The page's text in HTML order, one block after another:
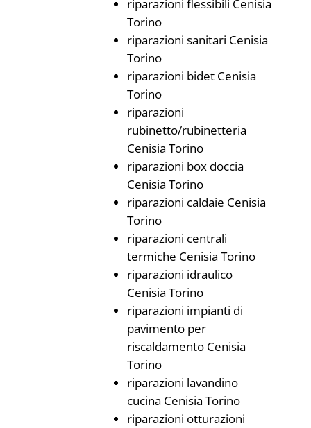
riparazioni flessibili Cenisia
Torino
riparazioni sanitari Cenisia
Torino
riparazioni bidet Cenisia
Torino
riparazioni
rubinetto/rubinetteria
Cenisia Torino
riparazioni box doccia
Cenisia Torino
riparazioni caldaie Cenisia
Torino
riparazioni centrali
termiche Cenisia Torino
riparazioni idraulico
Cenisia Torino
riparazioni impianti di
pavimento per
riscaldamento Cenisia
Torino
riparazioni lavandino
cucina Cenisia Torino
riparazioni otturazioni